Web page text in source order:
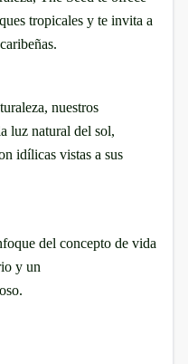
tropicales y te invita a
caribeñas.
nuestros
luz natural del sol,
idílicas vistas a sus
del concepto de vida
y un